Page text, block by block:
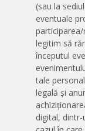
(sau la
eventuale
legitim să
începutul
tale
legală și
digital,